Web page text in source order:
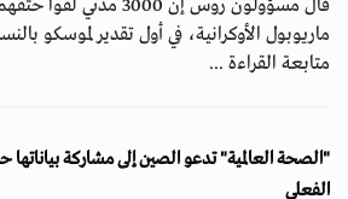
قال مسؤولون روس إن 3000
ماريوبول الأوكرانية، في أول تقدير لموسكو
متابعة القراءة ...
"الصحة العالمية" تدعو الصين إلى مشاركة
الفعلي